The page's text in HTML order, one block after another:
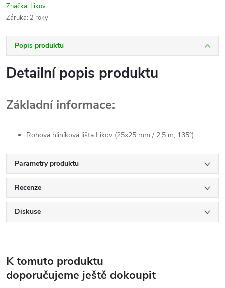
Značka: Likov
Záruka: 2 roky
Popis produktu
Detailní popis produktu
Základní informace:
Rohová hliníková lišta Likov (25x25 mm / 2,5 m, 135°)
Parametry produktu
Recenze
Diskuse
K tomuto produktu
doporučujeme ještě dokoupit